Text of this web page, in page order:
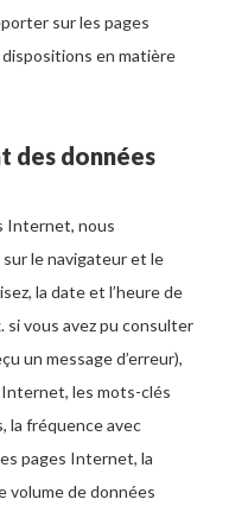
sur les pages
en matière
des données
Internet, nous
le navigateur et le
la date et l’heure de
si vous avez pu consulter
un message d’erreur),
les mots-clés
la fréquence avec
pages Internet, la
volume de données